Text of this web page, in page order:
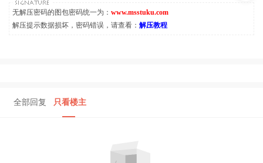
无解压密码的图包密码统一为： www.msstuku.com
解压提示数据损坏，密码错误，请查看： 解压教程
全部回复 只看楼主